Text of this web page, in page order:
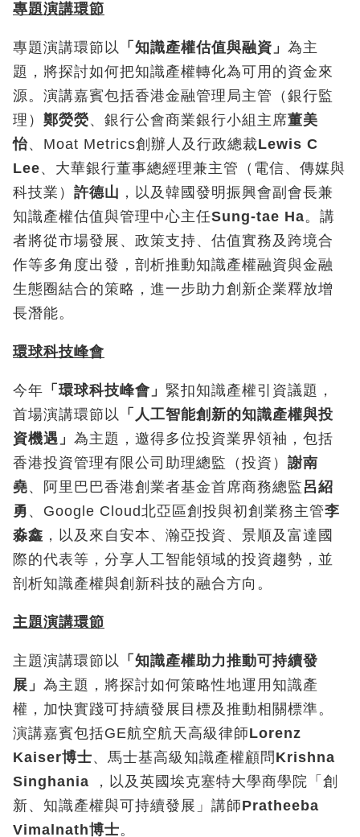
專題演講環節
專題演講環節以 「知識產權估值與融資」 為主
題，將探討如何把知識產權轉化為可用的資金來
源。演講嘉賓包括香港金融管理局主管（銀行監
理） 鄭熒熒、銀行公會商業銀行小組主席董美
怡、Moat Metrics創辦人及行政總裁Lewis C
Lee、大華銀行董事總經理兼主管（電信、傳媒與
科技業） 許德山 ，以及韓國發明振興會副會長兼
知識產權估值與管理中心主任Sung-tae Ha。講
者將從市場發展、政策支持、估值實務及跨境合
作等多角度出發，剖析推動知識產權融資與金融
生態圈結合的策略，進一步助力創新企業釋放增
長潛能。
環球科技峰會
今年 「環球科技峰會」 緊扣知識產權引資議題，
首場演講環節以 「人工智能創新的知識產權與投
資機遇」 為主題，邀得多位投資業界領袖，包括
香港投資管理有限公司助理總監（投資） 謝南
堯、阿里巴巴香港創業者基金首席商務總監 呂紹
勇 、Google Cloud北亞區創投與初創業務主管李
淼鑫 ，以及來自安本、瀚亞投資、景順及富達國
際的代表等，分享人工智能領域的投資趨勢，並
剖析知識產權與創新科技的融合方向。
主題演講環節
主題演講環節以 「知識產權助力推動可持續發
展」 為主題，將探討如何策略性地運用知識產
權，加快實踐可持續發展目標及推動相關標準。
演講嘉賓包括GE航空航天高級律師Lorenz
Kaiser博士、馬士基高級知識產權顧問 Krishna
Singhania ，以及英國埃克塞特大學商學院「創
新、知識產權與可持續發展」講師Pratheeba
Vimalnath博士。